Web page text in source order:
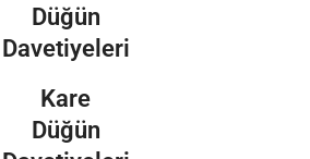
Düğün
Davetiyeleri
Kare
Düğün